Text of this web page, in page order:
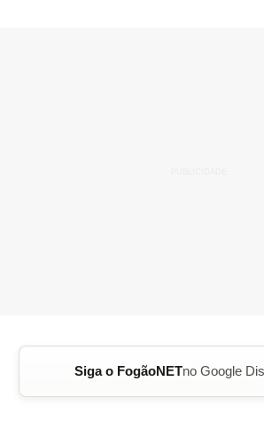
Siga o FogãoNETno Google